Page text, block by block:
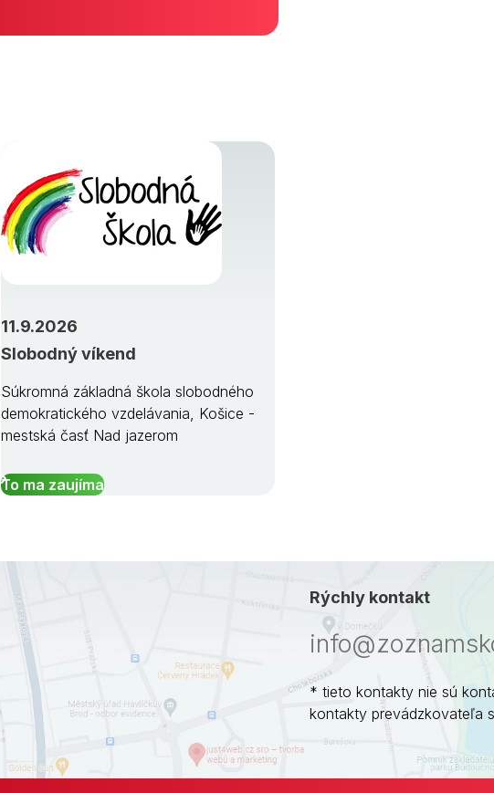
Slobodný víkend
11.9.2026
Súkromná základná škola slobodného
demokratického vzdelávania, Košice -
mestská časť Nad jazerom
To ma zaujíma
Rýchly kontakt
* tieto kontakty nie sú
kontakty prevádzkovateľa